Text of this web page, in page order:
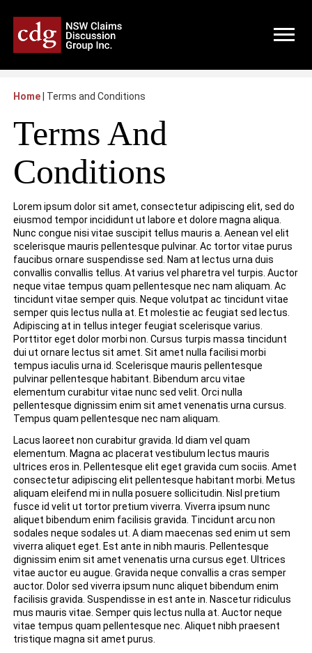
Home| Terms and Conditions
Terms And
Conditions
Lorem ipsum dolor sit amet, consectetur adipiscing elit, sed do
eiusmod tempor incididunt ut labore et dolore magna aliqua.
Nunc congue nisi vitae suscipit tellus mauris a. Aenean vel elit
scelerisque mauris pellentesque pulvinar. Ac tortor vitae purus
faucibus ornare suspendisse sed. Nam at lectus urna duis
convallis convallis tellus. At varius vel pharetra vel turpis. Auctor
neque vitae tempus quam pellentesque nec nam aliquam. Ac
tincidunt vitae semper quis. Neque volutpat ac tincidunt vitae
semper quis lectus nulla at. Et molestie ac feugiat sed lectus.
Adipiscing at in tellus integer feugiat scelerisque varius.
Porttitor eget dolor morbi non. Cursus turpis massa tincidunt
dui ut ornare lectus sit amet. Sit amet nulla facilisi morbi
tempus iaculis urna id. Scelerisque mauris pellentesque
pulvinar pellentesque habitant. Bibendum arcu vitae
elementum curabitur vitae nunc sed velit. Orci nulla
pellentesque dignissim enim sit amet venenatis urna cursus.
Tempus quam pellentesque nec nam aliquam.
Lacus laoreet non curabitur gravida. Id diam vel quam
elementum. Magna ac placerat vestibulum lectus mauris
ultrices eros in. Pellentesque elit eget gravida cum sociis. Amet
consectetur adipiscing elit pellentesque habitant morbi. Metus
aliquam eleifend mi in nulla posuere sollicitudin. Nisl pretium
fusce id velit ut tortor pretium viverra. Viverra ipsum nunc
aliquet bibendum enim facilisis gravida. Tincidunt arcu non
sodales neque sodales ut. A diam maecenas sed enim ut sem
viverra aliquet eget. Est ante in nibh mauris. Pellentesque
dignissim enim sit amet venenatis urna cursus eget. Ultrices
vitae auctor eu augue. Gravida neque convallis a cras semper
auctor. Dolor sed viverra ipsum nunc aliquet bibendum enim
facilisis gravida. Suspendisse in est ante in. Nascetur ridiculus
mus mauris vitae. Semper quis lectus nulla at. Auctor neque
vitae tempus quam pellentesque nec. Aliquet nibh praesent
tristique magna sit amet purus.